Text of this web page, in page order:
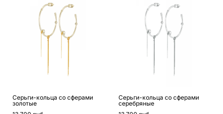
Серьги-кольца со сферами
золотые
Серьги-кольца со сферами
серебряные